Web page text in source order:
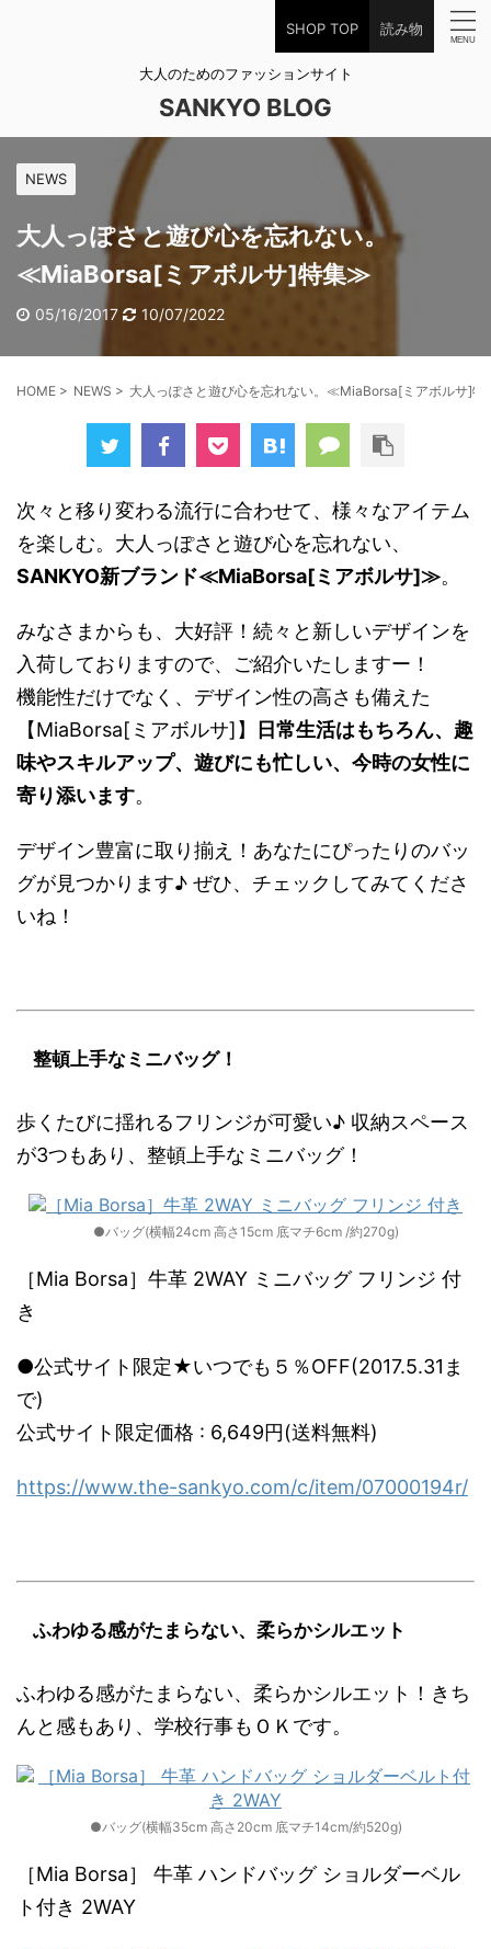
SHOP TOP 読み物
大人のためのファッションサイト
SANKYO BLOG
NEWS
大人っぽさと遊び心を忘れない。
≪MiaBorsa[ミアボルサ]特集≫
05/16/2017 10/07/2022
HOME > NEWS > 大人っぽさと遊び心を忘れない。≪MiaBorsa[ミアボルサ]
次々と移り変わる流行に合わせて、様々なアイテム
を楽しむ。大人っぽさと遊び心を忘れない、
SANKYO新ブランド≪MiaBorsa[ミアボルサ]≫。
みなさまからも、大好評！続々と新しいデザインを
入荷しておりますので、ご紹介いたしますー！
機能性だけでなく、デザイン性の高さも備えた
【MiaBorsa[ミアボルサ]】
日常生活はもちろん、趣
味やスキルアップ、遊びにも忙しい、今時の女性に
寄り添います。
デザイン豊富に取り揃え！あなたにぴったりのバッ
グが見つかります♪ ぜひ、チェックしてみてくださ
いね！
整頓上手なミニバッグ！
歩くたびに揺れるフリンジが可愛い♪ 収納スペース
が3つもあり、整頓上手なミニバッグ！
●バッグ(横幅24cm 高さ15cm 底マチ6cm /約270g)
［Mia Borsa］牛革 2WAY ミニバッグ フリンジ 付
き
●公式サイト限定★いつでも５％OFF(2017.5.31ま
で)
公式サイト限定価格 : 6,649円(送料無料)
https://www.the-sankyo.com/c/item/07000194r/
ふわゆる感がたまらない、柔らかシルエット
ふわゆる感がたまらない、柔らかシルエット！きち
んと感もあり、学校行事もＯＫです。
●バッグ(横幅35cm 高さ20cm 底マチ14cm/約520g)
［Mia Borsa］ 牛革 ハンドバッグ ショルダーベル
ト付き 2WAY